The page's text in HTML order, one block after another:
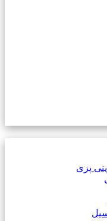
پزی